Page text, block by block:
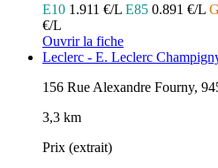
E10 1.911 €/L E85 0.891 €/L
€/L
Ouvrir la fiche
Leclerc - E. Leclerc
156 Rue Alexandre Fourny,
3,3 km
Prix (extrait)